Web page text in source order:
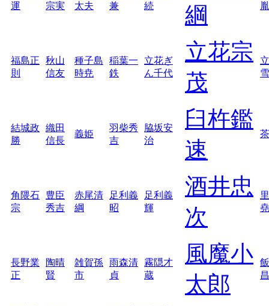
運
宗実
太夫
兼
続
綱
胤
福島正
則
秋山
信友
種子島
時尭
稲葉一
鉄
立花ぎ
ん千代
立花宗
茂
雪
結城政
勝
織田
信長
義姫
羽柴秀
吉
脇坂安
治
臼杵鑑
速
角隈石
宗
豊臣
秀吉
赤尾清
綱
足利義
昭
足利義
輝
酒井忠
次
堯
長野業
正
陶晴
賢
雑賀孫
市
雨森清
貞
霧隠才
蔵
風魔小
太郎
昌